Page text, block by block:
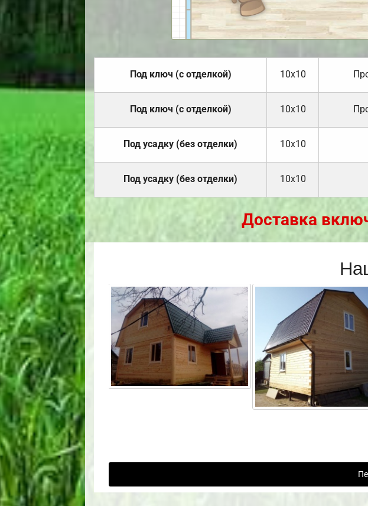
Под ключ (с отделкой) 10х10
Под ключ (с отделкой) 10х10
Под усадку (без отделки) 10х10
Под усадку (без отделки) 10х10
Доставка